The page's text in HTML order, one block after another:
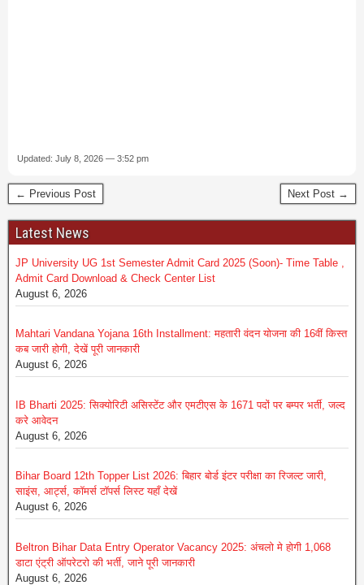
Updated: July 8, 2026 — 3:52 pm
← Previous Post Next Post →
Latest News
JP University UG 1st Semester Admit Card 2025 (Soon)- Time Table ,
Admit Card Download & Check Center List
August 6, 2026
Mahtari Vandana Yojana 16th Installment: महतारी वंदन योजना की 16वीं किस्त
कब जारी होगी, देखें पूरी जानकारी
August 6, 2026
IB Bharti 2025: सिक्योरिटी असिस्टेंट और एमटीएस के 1671 पदों पर बम्पर भर्ती, जल्द
करे आवेदन
August 6, 2026
Bihar Board 12th Topper List 2026: बिहार बोर्ड इंटर परीक्षा का रिजल्ट जारी,
साइंस, आर्ट्स, कॉमर्स टॉपर्स लिस्ट यहाँ देखें
August 6, 2026
Beltron Bihar Data Entry Operator Vacancy 2025: अंचलो मे होगी 1,068
डाटा एंट्री ऑपरेटरो की भर्ती, जाने पूरी जानकारी
August 6, 2026